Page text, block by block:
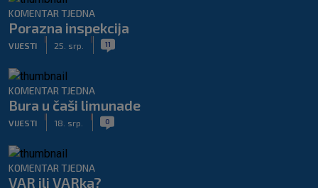
KOMENTAR TJEDNA
Porazna inspekcija
VIJESTI 25. srp. 11
KOMENTAR TJEDNA
Bura u čaši limunade
VIJESTI 18. srp. 0
KOMENTAR TJEDNA
VAR ili VARka?